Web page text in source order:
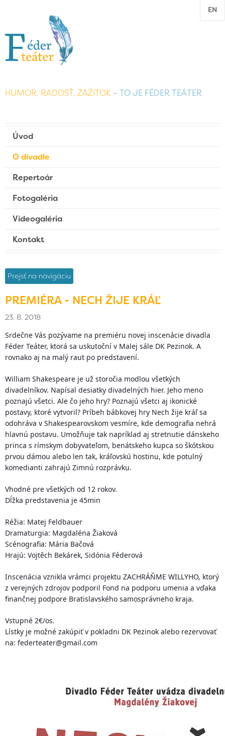
EN
HUMOR, RADOSŤ, ZÁŽITOK – TO JE FÉDER TEÁTER
Úvod
O divadle
Repertoár
Fotogaléria
Videogaléria
Kontakt
Prejsť na navigáciu
PREMIÉRA - NECH ŽIJE KRÁĽ
23. 8. 2018
Srdečne Vás pozývame na premiéru novej inscenácie divadla
Féder Teáter, ktorá sa uskutoční v Malej sále DK Pezinok. A
rovnako aj na malý raut po predstavení.
William Shakespeare je už storočia modlou všetkých
divadelníkov. Napísal desiatky divadelných hier. Jeho meno
poznajú všetci. Ale čo jeho hry? Poznajú všetci aj ikonické
postavy, ktoré vytvoril? Príbeh bábkovej hry Nech žije kráľ sa
odohráva v Shakespearovskom vesmíre, kde demografia nehrá
hlavnú postavu. Umožňuje tak napríklad aj stretnutie dánskeho
princa s rímskym dobyvateľom, benátskeho kupca so škótskou
prvou dámou alebo len tak, kráľovskú hostinu, kde potulný
komedianti zahrajú Zimnú rozprávku.
Vhodné pre všetkých od 12 rokov.
Dĺžka predstavenia je 45min
Réžia: Matej Feldbauer
Dramaturgia: Magdaléna Žiaková
Scénografia: Mária Bačová
Hrajú: Vojtěch Bekárek, Sidónia Féderová
Inscenácia vznikla vrámci projektu ZACHRÁŇME WILLYHO, ktorý
z verejných zdrojov podporil Fond na podporu umenia a vďaka
finančnej podpore Bratislavského samosprávneho kraja.
Vstupné 2€/os.
Lístky je možné zakúpiť v pokladni DK Pezinok alebo rezervovať
na: federteater@gmail.com